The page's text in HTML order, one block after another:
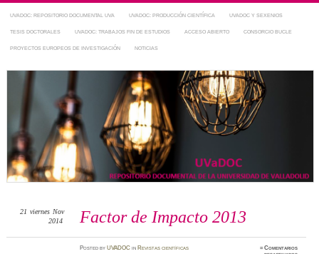
UVADOC: REPOSITORIO DOCUMENTAL UVA UVADOC: PRODUCCIÓN CIENTÍFICA UVADOC Y SEXENIOS
TESIS DOCTORALES UVADOC: TRABAJOS FIN DE ESTUDIOS ACCESO ABIERTO CONSORCIO BUCLE
PROYECTOS EUROPEOS DE INVESTIGACIÓN NOTICIAS
Repositorio Documental de la UVa
~ UVaDOC
Factor de Impacto 2013
21 viernes Nov
2014
PostedbyUVADOC in Revistas científicas ≈Comentarios